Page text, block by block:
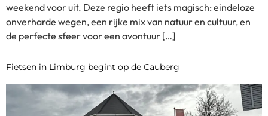
weekend voor uit. Deze regio heeft iets magisch: eindeloze
onverharde wegen, een rijke mix van natuur en cultuur, en
de perfecte sfeer voor een avontuur […]
Fietsen in Limburg begint op de Cauberg